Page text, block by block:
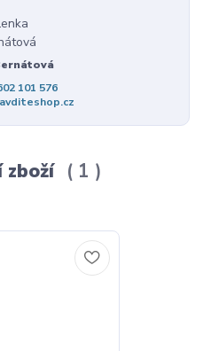
101 576
zboží 1